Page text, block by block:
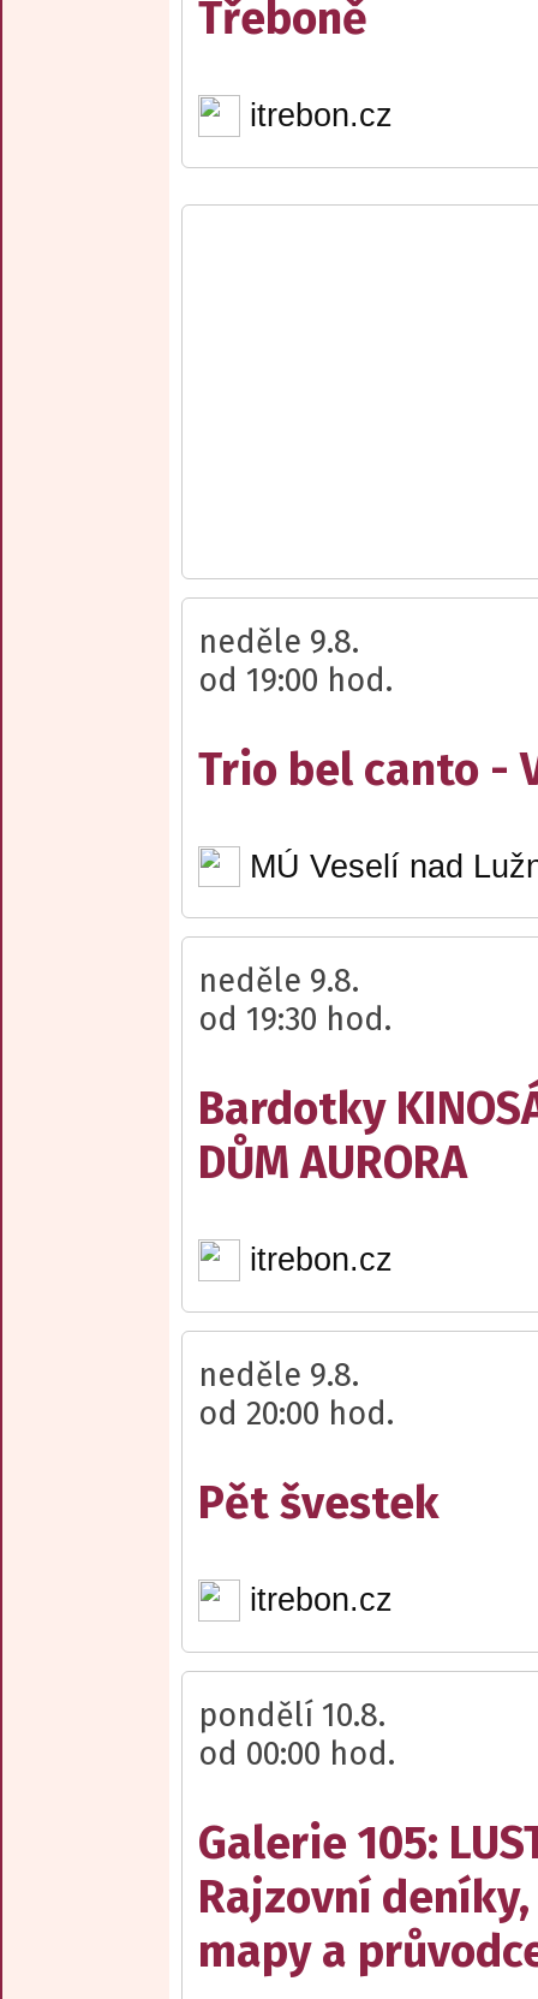
Třeboně
itrebon.cz
neděle 9.8.
od 19:00 hod.
Trio bel canto -
MÚ Veselí nad
neděle 9.8.
od 19:30 hod.
Bardotky
DŮM AURORA
itrebon.cz
neděle 9.8.
od 20:00 hod.
Pět švestek
itrebon.cz
pondělí 10.8.
od 00:00 hod.
Galerie 105:
Rajzovní deníky,
mapy a